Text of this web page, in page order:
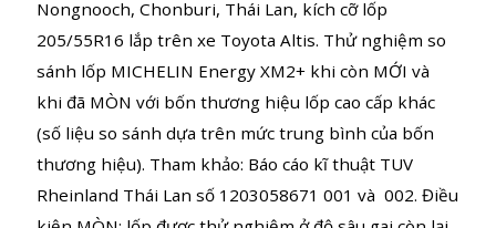
CHI TIẾT SẢN PHẨM THÔNG
VIDEO SẢN PHẨM
km/h đến 0 km/h, được thực hiện bởi TUV
Rheinland Thái Lan (tổ chức kiểm định độc lập), theo
yêu cầu của Michelin vào tháng 11, 2018 tại
Nongnooch, Chonburi, Thái Lan, kích cỡ lốp
205/55R16 lắp trên xe Toyota Altis. Thử nghiệm so
sánh lốp MICHELIN Energy XM2+ khi còn MỚI và
khi đã MÒN với bốn thương hiệu lốp cao cấp khác